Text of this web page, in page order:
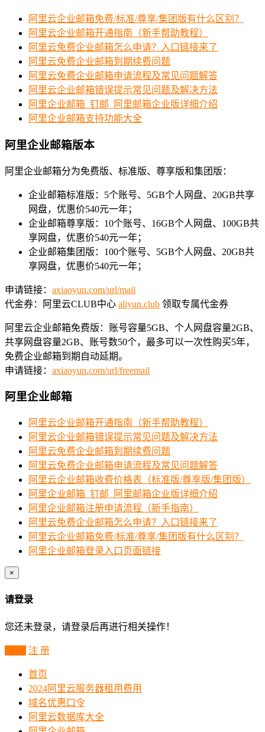
阿里云企业邮箱免费/标准/尊享/集团版有什么区别？
阿里云企业邮箱开通指南（新手帮助教程）
阿里云免费企业邮箱怎么申请？入口链接来了
阿里云免费企业邮箱到期续费问题
阿里云免费企业邮箱申请流程及常见问题解答
阿里云企业邮箱错误提示常见问题及解决方法
阿里企业邮箱_钉邮_阿里邮箱企业版详细介绍
阿里企业邮箱支持功能大全
阿里企业邮箱版本
阿里企业邮箱分为免费版、标准版、尊享版和集团版：
企业邮箱标准版：5个账号、5GB个人网盘、20GB共享
网盘，优惠价540元一年；
企业邮箱尊享版：10个账号、16GB个人网盘、100GB共
享网盘，优惠价540元一年；
企业邮箱集团版：100个账号、5GB个人网盘、20GB共
享网盘，优惠价540元一年；
申请链接： axiaoyun.com/url/mail
代金券：阿里云CLUB中心 aliyun.club 领取专属代金券
阿里云企业邮箱免费版：账号容量5GB、个人网盘容量2GB、
共享网盘容量2GB、账号数50个，最多可以一次性购买5年，
免费企业邮箱到期自动延期。
申请链接： axiaoyun.com/url/freemail
阿里企业邮箱
阿里云企业邮箱开通指南（新手帮助教程）
阿里云企业邮箱错误提示常见问题及解决方法
阿里云免费企业邮箱到期续费问题
阿里云免费企业邮箱申请流程及常见问题解答
阿里云企业邮箱收费价格表（标准版/尊享版/集团版）
阿里企业邮箱_钉邮_阿里邮箱企业版详细介绍
阿里企业邮箱注册申请流程（新手指南）
阿里云免费企业邮箱怎么申请？入口链接来了
阿里云企业邮箱免费/标准/尊享/集团版有什么区别？
阿里企业邮箱登录入口页面链接
×
请登录
您还未登录，请登录后再进行相关操作！
注 册
首页
2024阿里云服务器租用费用
域名优惠口令
阿里云数据库大全